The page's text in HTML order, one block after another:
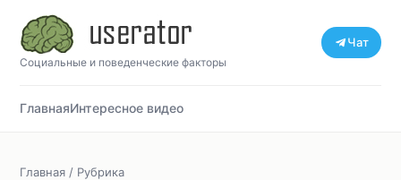
Социальные и поведенческие факторы
Чат
ГлавнаяИнтересное видео
Главная / Рубрика